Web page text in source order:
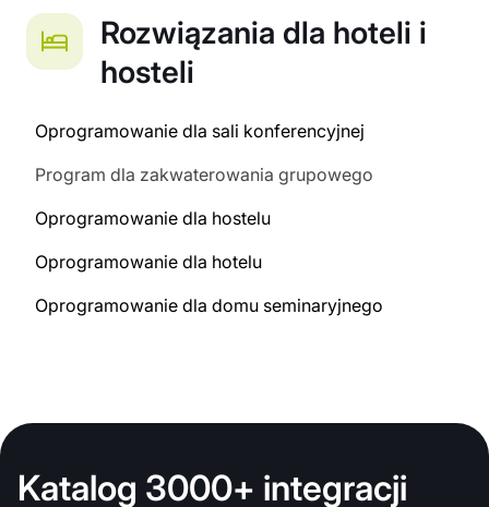
Rozwiązania dla hoteli i
hosteli
Oprogramowanie dla sali konferencyjnej
Program dla zakwaterowania grupowego
Oprogramowanie dla hostelu
Oprogramowanie dla hotelu
Oprogramowanie dla domu seminaryjnego
Katalog 3000+ integracji